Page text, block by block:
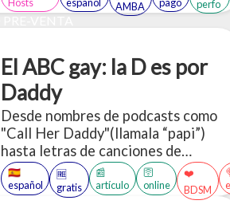
AMBA
perfo
El ABC gay: la D es por
Daddy
Desde nombres de podcasts como
"Call Her Daddy"(llamala “papi”)
hasta letras de canciones de
Beyoncé, Nicki Minaj y Lana Del
Rey, el uso sexual de la palabra
"papi/daddy" se está apoderando de
🇪🇸
español
🆓
gratis
📰
artículo
🛜
online
❤️
BDSM